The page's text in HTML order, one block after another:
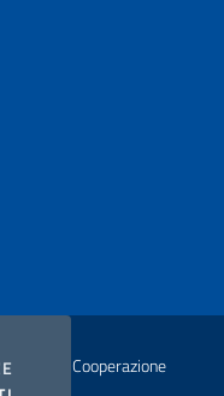
COOKIES
e della Cooperazione